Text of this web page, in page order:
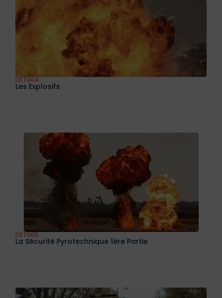
DET004
Les Explosifs
DET005
La Sécurité Pyrotechnique 1ère Partie